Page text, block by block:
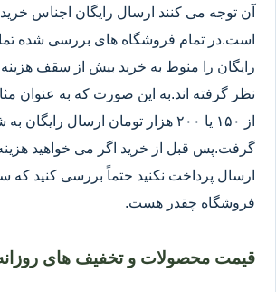
آن توجه می کنند ارسال رایگان اجناس
است.در تمام فروشگاه های بررسی شده
رایگان را منوط به خرید بیش از سقف هزینه
نظر گرفته اند.به این صورت که به عنوان
از ۱۵۰ یا ۲۰۰ هزار تومان ارسال
گرفت.پس قبل از خرید اگر می خواهید
ارسال پرداخت نکنید حتماً بررسی کنید
فروشگاه چقدر هست.
قیمت محصولات و تخفیف های روزانه